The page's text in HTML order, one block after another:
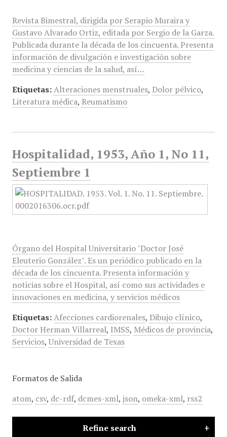
Revista Bimestral, dirigida por Serapio Muraira y
Gustavo Alvarado Ortiz, editada por Sergio de la Garza.
Publicada durante la década de los cincuenta. Presenta
información de divulgación e investigación sobre
medicina y ciencias de la salud, así…
Etiquetas: Alteraciones menstruales, Dolor pélvico,
Literatura médica, Reumatismo
Hospitalidad, 1953, Año 1, No 11,
Septiembre 1
Órgano del Hospital Universitario "Doctor José
Eleuterio González". Es un periódico publicado en la
década de los cincuenta. Presenta información y
noticias sobre el Hospital, así como sus actividades e
innovaciones en medicina, y servicios médicos
Etiquetas: Afecciones cardiorenales, Dibujo clínico,
Doctor Herman Villarreal, IMSS, Médicos de provincia,
Servicios, Universidad de Texas
Formatos de Salida
atom, csv, dc-rdf, dcmes-xml, json, omeka-xml, rss2
Refine search